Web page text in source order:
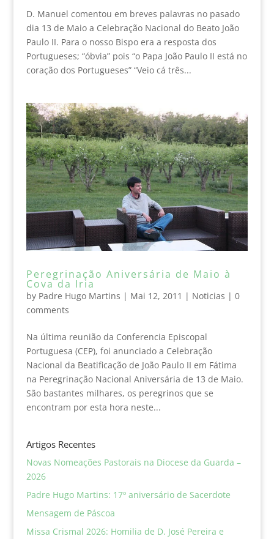
D. Manuel comentou em breves palavras no pasado
dia 13 de Maio a Celebração Nacional do Beato João
Paulo II. Para o nosso Bispo era a resposta dos
Portugueses; “óbvia” pois “o Papa João Paulo II está no
coração dos Portugueses” “Veio cá três...
Peregrinação Aniversária de Maio à
Cova da Iria
by Padre Hugo Martins | Mai 12, 2011 | Noticias | 0
comments
Na última reunião da Conferencia Episcopal
Portuguesa (CEP), foi anunciado a Celebração
Nacional da Beatificação de João Paulo II em Fátima
na Peregrinação Nacional Aniversária de 13 de Maio.
São bastantes milhares, os peregrinos que se
encontram por esta hora neste...
Artigos Recentes
Novas Nomeações Pastorais na Diocese da Guarda –
2026
Padre Hugo Martins: 17º aniversário de Sacerdote
Mensagem de Páscoa
Missa Crismal 2026: Homilia de D. José Pereira e